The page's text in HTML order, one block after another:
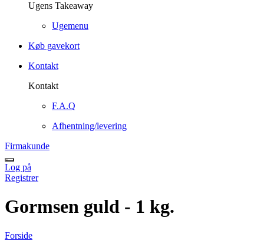
Ugens Takeaway
Ugemenu
Køb gavekort
Kontakt
Kontakt
F.A.Q
Afhentning/levering
Firmakunde
Log på
Registrer
Gormsen guld - 1 kg.
Forside